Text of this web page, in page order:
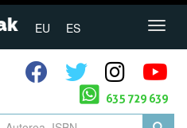
EU ES
635 729 639